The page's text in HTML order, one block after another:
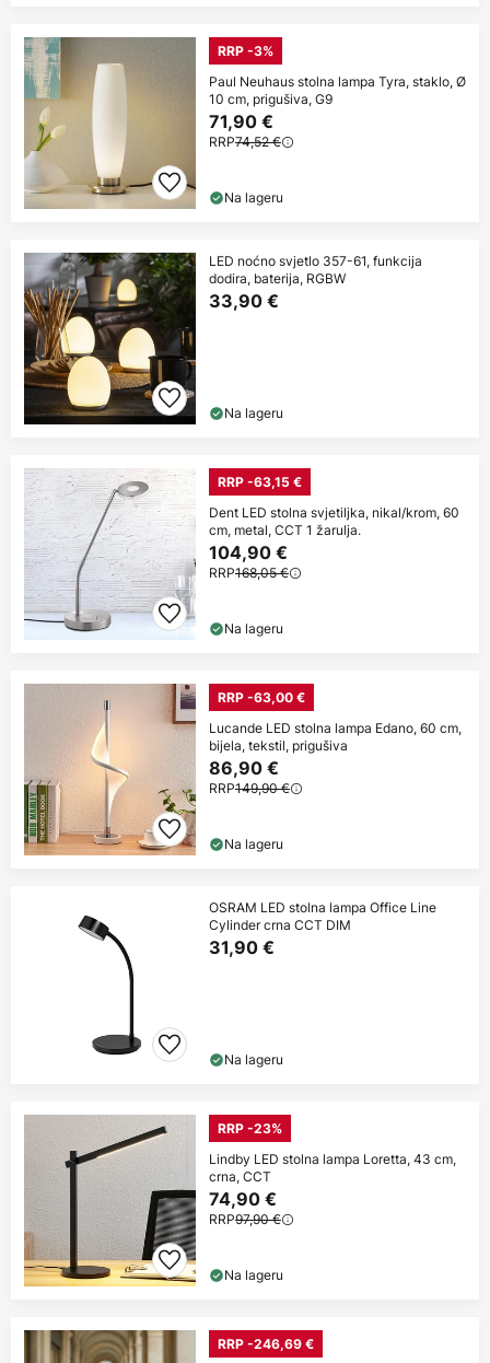
RRP -3%
Paul Neuhaus stolna lampa Tyra, staklo, Ø
10 cm, prigušiva, G9
71,90 €
RRP74,52 €
Na lageru
LED noćno svjetlo 357-61, funkcija
dodira, baterija, RGBW
33,90 €
Na lageru
RRP -63,15 €
Dent LED stolna svjetiljka, nikal/krom, 60
cm, metal, CCT 1 žarulja.
104,90 €
RRP168,05 €
Na lageru
RRP -63,00 €
Lucande LED stolna lampa Edano, 60 cm,
bijela, tekstil, prigušiva
86,90 €
RRP149,90 €
Na lageru
OSRAM LED stolna lampa Office Line
Cylinder crna CCT DIM
31,90 €
Na lageru
RRP -23%
Lindby LED stolna lampa Loretta, 43 cm,
crna, CCT
74,90 €
RRP97,90 €
Na lageru
RRP -246,69 €